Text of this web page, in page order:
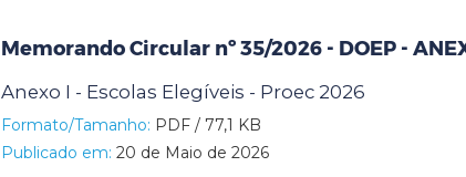
Memorando Circular nº 35/2026 - DOEP -
Anexo I - Escolas Elegíveis - Proec 2026
Formato/Tamanho: PDF / 77,1 KB
Publicado em: 20 de Maio de 2026